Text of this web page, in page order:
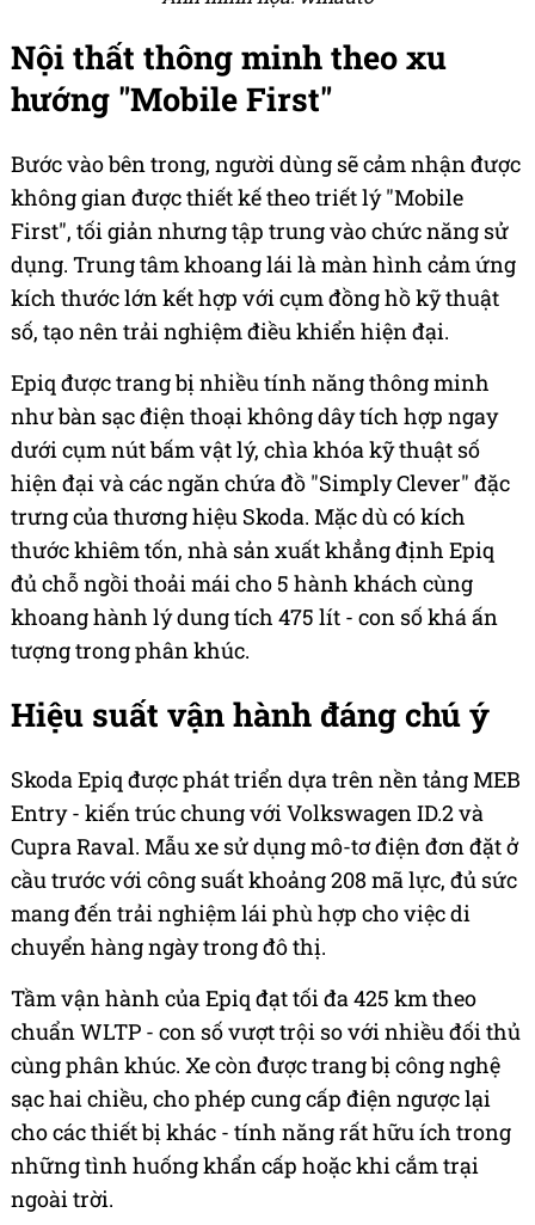
Nội thất thông minh theo xu
hướng "Mobile First"
Bước vào bên trong, người dùng sẽ cảm nhận được
không gian được thiết kế theo triết lý "Mobile
First", tối giản nhưng tập trung vào chức năng sử
dụng. Trung tâm khoang lái là màn hình cảm ứng
kích thước lớn kết hợp với cụm đồng hồ kỹ thuật
số, tạo nên trải nghiệm điều khiển hiện đại.
Epiq được trang bị nhiều tính năng thông minh
như bàn sạc điện thoại không dây tích hợp ngay
dưới cụm nút bấm vật lý, chìa khóa kỹ thuật số
hiện đại và các ngăn chứa đồ "Simply Clever" đặc
trưng của thương hiệu Skoda. Mặc dù có kích
thước khiêm tốn, nhà sản xuất khẳng định Epiq
đủ chỗ ngồi thoải mái cho 5 hành khách cùng
khoang hành lý dung tích 475 lít - con số khá ấn
tượng trong phân khúc.
Hiệu suất vận hành đáng chú ý
Skoda Epiq được phát triển dựa trên nền tảng MEB
Entry - kiến trúc chung với Volkswagen ID.2 và
Cupra Raval. Mẫu xe sử dụng mô-tơ điện đơn đặt ở
cầu trước với công suất khoảng 208 mã lực, đủ sức
mang đến trải nghiệm lái phù hợp cho việc di
chuyển hàng ngày trong đô thị.
Tầm vận hành của Epiq đạt tối đa 425 km theo
chuẩn WLTP - con số vượt trội so với nhiều đối thủ
cùng phân khúc. Xe còn được trang bị công nghệ
sạc hai chiều, cho phép cung cấp điện ngược lại
cho các thiết bị khác - tính năng rất hữu ích trong
những tình huống khẩn cấp hoặc khi cắm trại
ngoài trời.